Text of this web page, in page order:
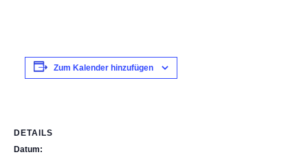
Zum Kalender hinzufügen
DETAILS
Datum: